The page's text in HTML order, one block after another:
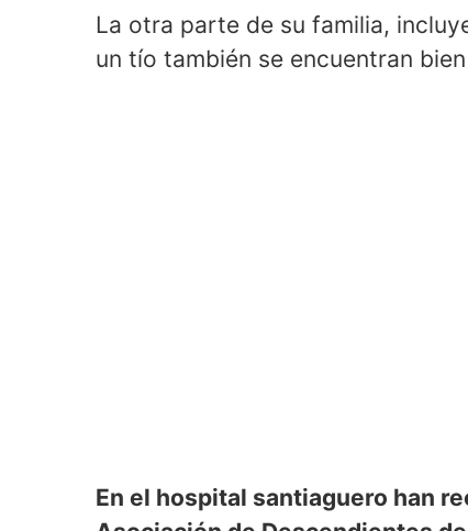
La otra parte de su familia,
un tío también se encuentran
En el hospital santiaguero han